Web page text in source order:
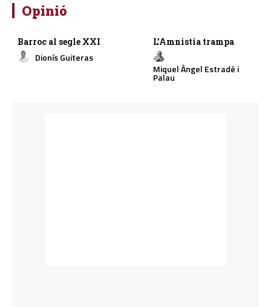
Opinió
Barroc al segle XXI
Dionís Guiteras
L’Amnistia trampa
Miquel Àngel Estradé i
Palau